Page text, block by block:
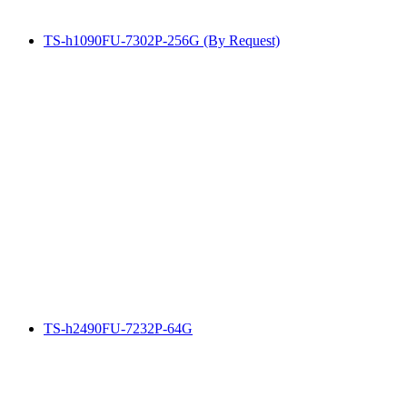
TS-h1090FU-7302P-256G (By Request)
TS-h2490FU-7232P-64G